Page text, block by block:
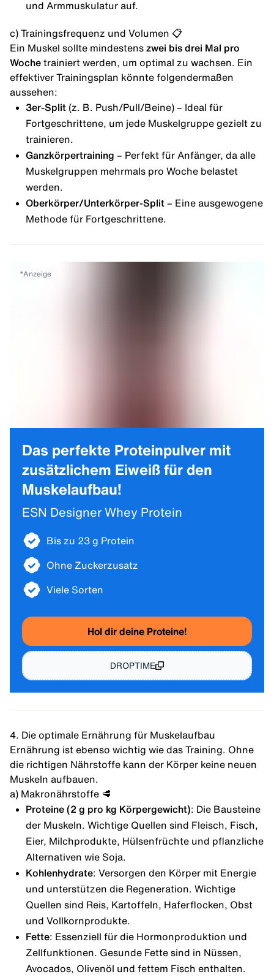
und Armmuskulatur auf.
c) Trainingsfrequenz und Volumen 📋
Ein Muskel sollte mindestens zwei bis drei Mal pro
Woche trainiert werden, um optimal zu wachsen. Ein
effektiver Trainingsplan könnte folgendermaßen
aussehen:
3er-Split(z. B. Push/Pull/Beine) – Ideal für
Fortgeschrittene, um jede Muskelgruppe gezielt zu
trainieren.
Ganzkörpertraining – Perfekt für Anfänger, da alle
Muskelgruppen mehrmals pro Woche belastet
werden.
Oberkörper/Unterkörper-Split– Eine ausgewogene
Methode für Fortgeschrittene.
*Anzeige
Das perfekte Proteinpulver mit
zusätzlichem Eiweiß für den
Muskelaufbau!
ESN Designer Whey Protein
Bis zu 23 g Protein
Ohne Zuckerzusatz
Viele Sorten
Hol dir deine Proteine!
DROPTIME
4. Die optimale Ernährung für Muskelaufbau
Ernährung ist ebenso wichtig wie das Training. Ohne
die richtigen Nährstoffe kann der Körper keine neuen
Muskeln aufbauen.
a) Makronährstoffe 🥩
Proteine (2 g pro kg Körpergewicht): Die Bausteine
der Muskeln. Wichtige Quellen sind Fleisch, Fisch,
Eier, Milchprodukte, Hülsenfrüchte und pflanzliche
Alternativen wie Soja.
Kohlenhydrate: Versorgen den Körper mit Energie
und unterstützen die Regeneration. Wichtige
Quellen sind Reis, Kartoffeln, Haferflocken, Obst
und Vollkornprodukte.
Fette: Essenziell für die Hormonproduktion und
Zellfunktionen. Gesunde Fette sind in Nüssen,
Avocados, Olivenöl und fettem Fisch enthalten.